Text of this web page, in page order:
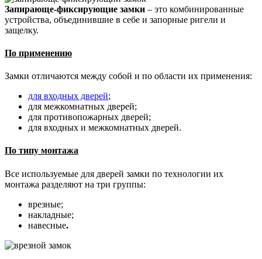
Запирающе-фиксирующие замки – это комбинированные
устройства, объединившие в себе и запорные ригели и
защелку.
По применению
Замки отличаются между собой и по области их применения:
для входных дверей;
для межкомнатных дверей;
для противопожарных дверей;
для входных и межкомнатных дверей.
По типу монтажа
Все используемые для дверей замки по технологии их
монтажа разделяют на три группы:
врезные;
накладные;
навесные.